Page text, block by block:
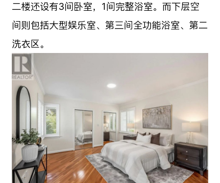
二楼还设有3间卧室，1间完整浴室。而下层空
间则包括大型娱乐室、第三间全功能浴室、第二
洗衣区。